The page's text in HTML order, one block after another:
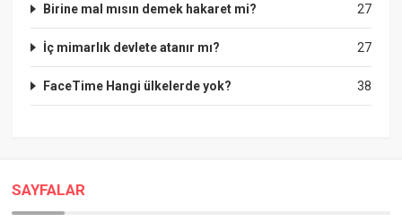
27
Birine mal mısın demek hakaret mi?
27
İç mimarlık devlete atanır mı?
38
FaceTime Hangi ülkelerde yok?
SAYFALAR